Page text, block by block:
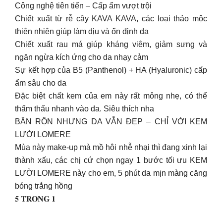
Công nghệ tiên tiến – Cấp ẩm vượt trội
Chiết xuất từ rễ cây KAVA KAVA, các loại thảo mộc
thiên nhiên giúp làm dịu và ổn định da
Chiết xuất rau má giúp kháng viêm, giảm sưng và
ngăn ngừa kích ứng cho da nhạy cảm
Sự kết hợp của B5 (Panthenol) + HA (Hyaluronic) cấp
ẩm sâu cho da
Đặc biệt chất kem của em này rất mỏng nhẹ, có thể
thẩm thấu nhanh vào da. Siêu thích nha
BẬN RỘN NHƯNG DA VẪN ĐẸP – CHỈ VỚI KEM
LƯỜI LOMERE
Mùa này make-up mà mồ hôi nhễ nhại thì đang xinh lại
thành xấu, các chị cứ chọn ngay 1 bước tối ưu KEM
LƯỜI LOMERE này cho em, 5 phút da mịn màng căng
bóng trắng hồng
𝟓 𝐓𝐑𝐎𝐍𝐆 𝟏